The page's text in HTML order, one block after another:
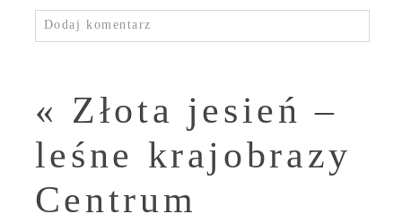
Dodaj komentarz
« Złota jesień –
leśne krajobrazy
Centrum